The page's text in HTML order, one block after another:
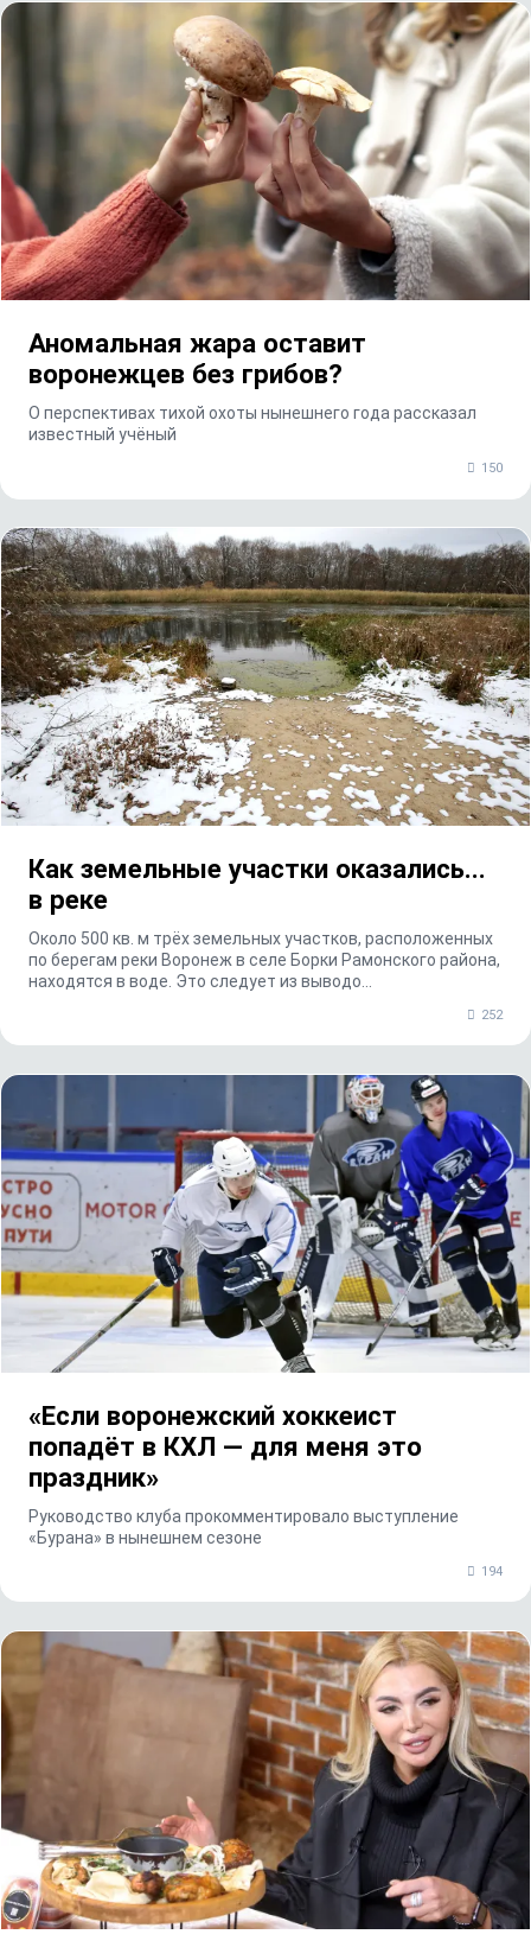
Аномальная жара оставит
воронежцев без грибов?
О перспективах тихой охоты нынешнего года рассказал
известный учёный
150
Как земельные участки оказались...
в реке
Около 500 кв. м трёх земельных участков, расположенных
по берегам реки Воронеж в селе Борки Рамонского района,
находятся в воде. Это следует из выводо...
252
«Если воронежский хоккеист
попадёт в КХЛ — для меня это
праздник»
Руководство клуба прокомментировало выступление
«Бурана» в нынешнем сезоне
194